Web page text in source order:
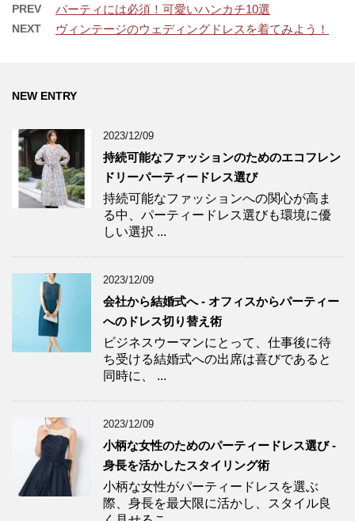
PREV パーティには必須！可愛いハンカチ10選
NEXT ヴィンテージのウェディングドレスを着てみよう！
NEW ENTRY
2023/12/09
持続可能なファッションのためのエコフレン
ドリーパーティードレス選び
持続可能なファッションへの関心が高ま
る中、パーティードレス選びも環境に優
しい選択 ...
2023/12/09
会社から結婚式へ - オフィスからパーティー
へのドレス切り替え術
ビジネスウーマンにとって、仕事後に待
ち受ける結婚式への出席は喜びであると
同時に、 ...
2023/12/09
小柄な女性のためのパーティードレス選び -
身長を活かしたスタイリング術
小柄な女性がパーティードレスを選ぶ
際、身長を最大限に活かし、スタイル良